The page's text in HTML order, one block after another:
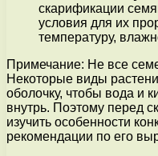
скарификации
условия для их
температуру,
Примечание: Не все
Некоторые виды
оболочку, чтобы вода и
внутрь. Поэтому перед
изучить особенности
рекомендации по его